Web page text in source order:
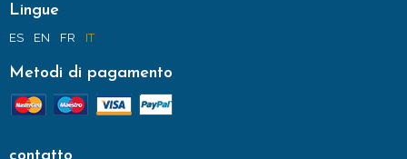
Lingue
ES EN FR IT
Metodi di pagamento